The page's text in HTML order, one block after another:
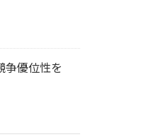
争優位性を